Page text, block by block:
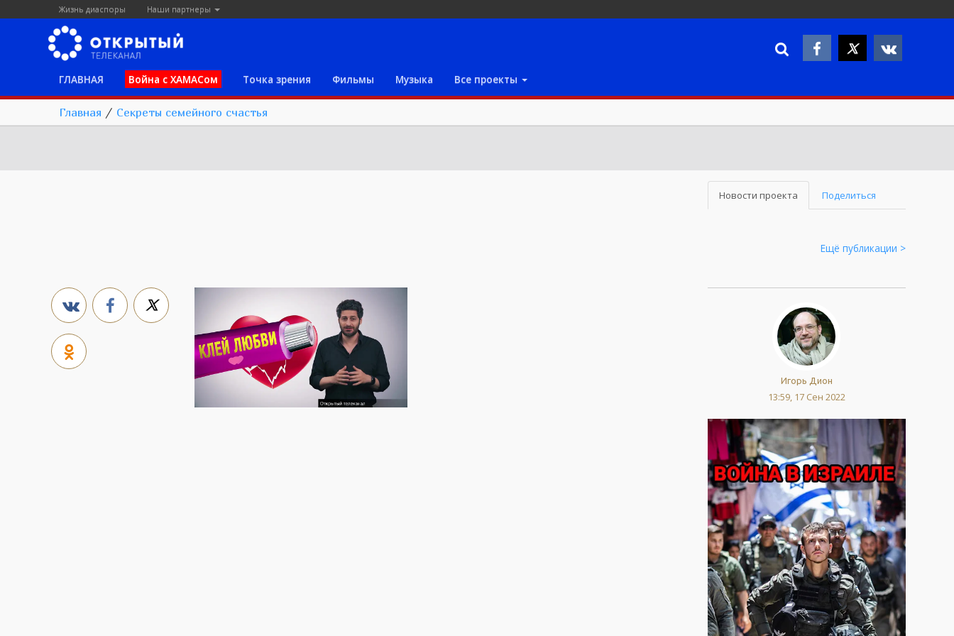
Жизнь диаспоры Наши партнеры
ГЛАВНАЯ Война с ХАМАСом Точка зрения Фильмы Музыка Все проекты
Главная / Секреты семейного счастья
Новости проекта Поделиться
Ещё публикации >
Игорь Дион
13:59, 17 Сен 2022